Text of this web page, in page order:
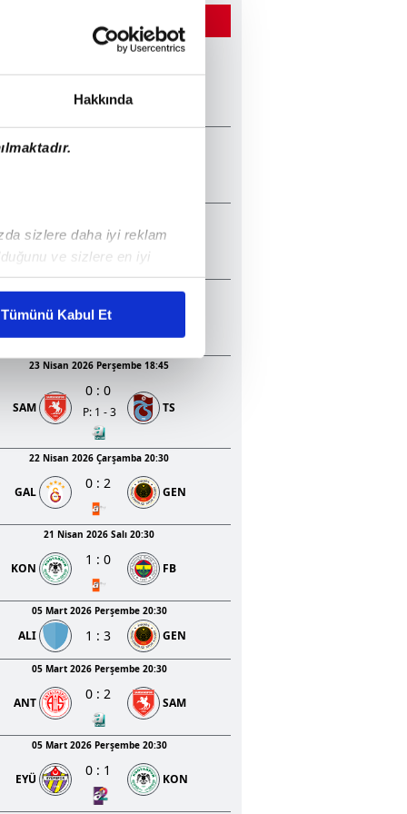
Hakkında
sizlere daha iyi reklam
ve sizlere en iyi
karşılamak
kullanılmaktadır. Bu
sunulması
ve sizlere yönelik
detaylı bilgi için Ayarlar
ve sitemizde ilgili
Tümünü Kabul Et
0: 1
23 Nisan 2026 Perşembe 20:45
BJK
3:0
23 Nisan 2026 Perşembe 18:45
SAM
0 :0
P: 1 - 3 TS
22 Nisan 2026 Çarşamba 20:30
GAL
0 : 2
GEN
21 Nisan 2026 Salı 20:30
KON
1 :0
FB
05 Mart 2026 Perşembe 20:30
ALI 1 :3 GEN
05 Mart 2026 Perşembe 20:30
ANT
0 : 2
SAM
05 Mart 2026 Perşembe 20:30
EYÜ
0 : 1
KON